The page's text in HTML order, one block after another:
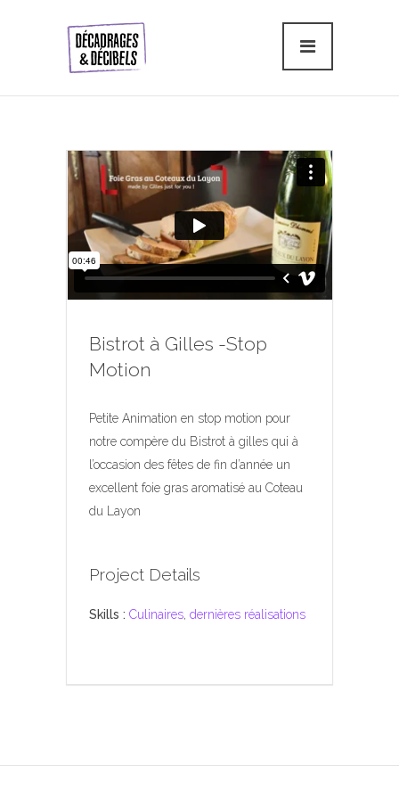
Bistrot à Gilles -Stop
Motion
Petite Animation en stop motion pour
notre compère du Bistrot à gilles qui à
l’occasion des fêtes de fin d’année un
excellent foie gras aromatisé au Coteau
du Layon
Project Details
Skills : Culinaires dernières réalisations